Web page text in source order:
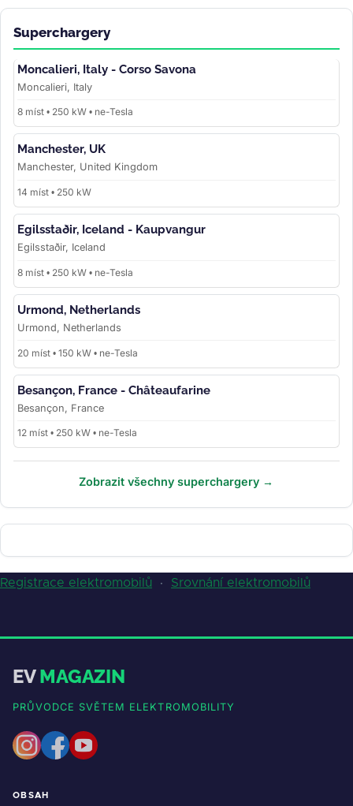
Superchargery
Moncalieri, Italy - Corso Savona
Moncalieri, Italy
8 míst • 250 kW • ne-Tesla
Manchester, UK
Manchester, United Kingdom
14 míst • 250 kW
Egilsstaðir, Iceland - Kaupvangur
Egilsstaðir, Iceland
8 míst • 250 kW • ne-Tesla
Urmond, Netherlands
Urmond, Netherlands
20 míst • 150 kW • ne-Tesla
Besançon, France - Châteaufarine
Besançon, France
12 míst • 250 kW • ne-Tesla
Zobrazit všechny superchargery →
Registrace elektromobilů · Srovnání elektromobilů
EVMAGAZIN
PRŮVODCE SVĚTEM ELEKTROMOBILITY
OBSAH